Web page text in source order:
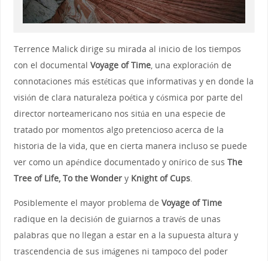
Terrence Malick dirige su mirada al inicio de los tiempos
con el documental Voyage of Time, una exploración de
connotaciones más estéticas que informativas y en donde la
visión de clara naturaleza poética y cósmica por parte del
director norteamericano nos sitúa en una especie de
tratado por momentos algo pretencioso acerca de la
historia de la vida, que en cierta manera incluso se puede
ver como un apéndice documentado y onírico de sus The
Tree of Life, To the Wondery Knight of Cups.
Posiblemente el mayor problema de Voyage of Time
radique en la decisión de guiarnos a través de unas
palabras que no llegan a estar en a la supuesta altura y
trascendencia de sus imágenes ni tampoco del poder